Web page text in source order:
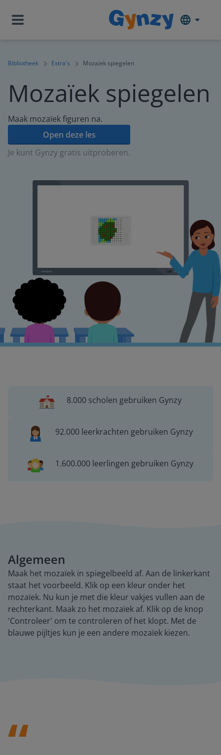
Bibliotheek Extra's Mozaïek spiegelen
Mozaïek spiegelen
Maak mozaïek figuren na.
Open deze les
Je kunt Gynzy gratis uitproberen.
8.000 scholen gebruiken Gynzy
92.000 leerkrachten gebruiken Gynzy
1.600.000 leerlingen gebruiken Gynzy
Algemeen
Maak het mozaïek in spiegelbeeld af. Aan de linkerkant
staat het voorbeeld. Klik op een kleur onder het
mozaïek. Nu kun je met die kleur vakjes vullen aan de
rechterkant. Maak zo het mozaïek af. Klik op de knop
'Controleer' om te controleren of het klopt. Met de
blauwe pijltjes kun je een andere mozaïek kiezen.